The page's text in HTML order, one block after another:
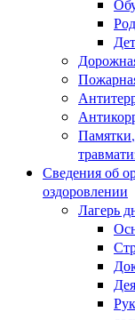
Сведения об
оздоровлении
Лагерь